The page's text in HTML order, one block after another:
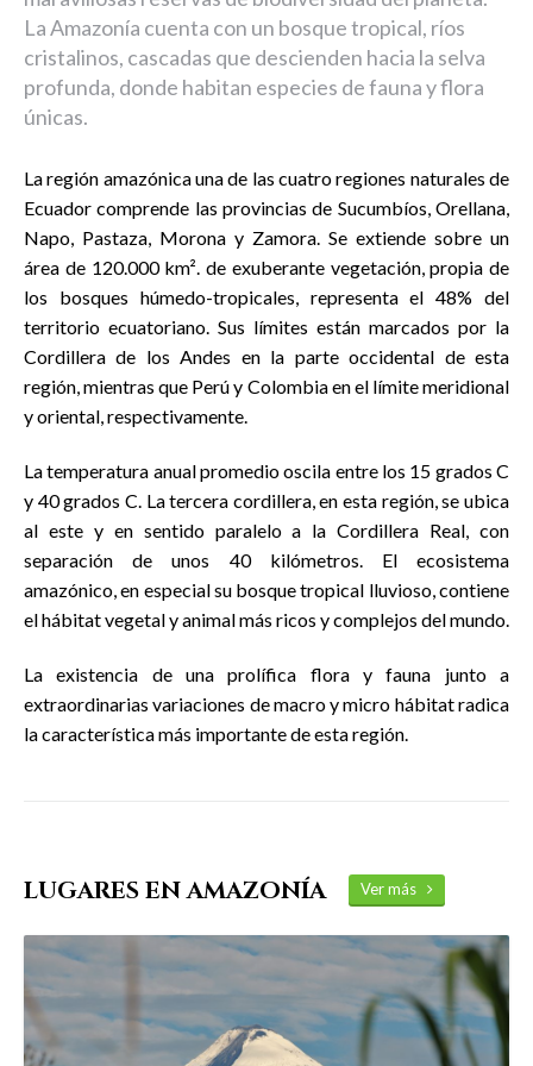
La Amazonía cuenta con un bosque tropical, ríos
cristalinos, cascadas que descienden hacia la selva
profunda, donde habitan especies de fauna y flora
únicas.
La región amazónica una de las cuatro regiones naturales de
Ecuador comprende las provincias de Sucumbíos, Orellana,
Napo, Pastaza, Morona y Zamora. Se extiende sobre un
área de 120.000 km². de exuberante vegetación, propia de
los bosques húmedo-tropicales, representa el 48% del
territorio ecuatoriano. Sus límites están marcados por la
Cordillera de los Andes en la parte occidental de esta
región, mientras que Perú y Colombia en el límite meridional
y oriental, respectivamente.
La temperatura anual promedio oscila entre los 15 grados C
y 40 grados C. La tercera cordillera, en esta región, se ubica
al este y en sentido paralelo a la Cordillera Real, con
separación de unos 40 kilómetros. El ecosistema
amazónico, en especial su bosque tropical lluvioso, contiene
el hábitat vegetal y animal más ricos y complejos del mundo.
La existencia de una prolífica flora y fauna junto a
extraordinarias variaciones de macro y micro hábitat radica
la característica más importante de esta región.
LUGARES EN AMAZONÍA Ver más